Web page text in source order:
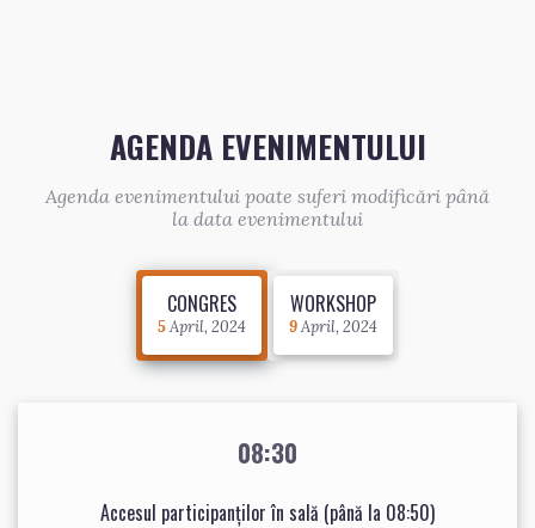
AGENDA EVENIMENTULUI
Agenda evenimentului poate suferi modificări până
la data evenimentului
CONGRES
5April, 2024
WORKSHOP
9April, 2024
08:30
Accesul participanților în sală (până la 08:50)